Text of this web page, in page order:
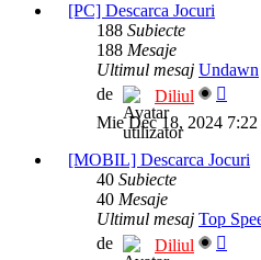
[PC] Descarca Jocuri
188 Subiecte
188 Mesaje
Ultimul mesaj Undawn
de
Diliul
Mie Dec 18, 2024 7:22
[MOBIL] Descarca Jocuri
40 Subiecte
40 Mesaje
Ultimul mesaj Top
de
Diliul